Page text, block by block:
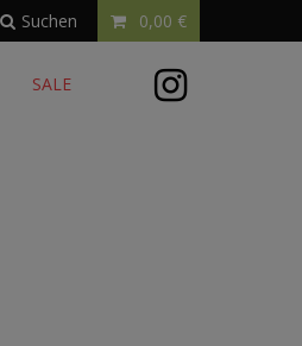
Suchen 0,00 €
SALE